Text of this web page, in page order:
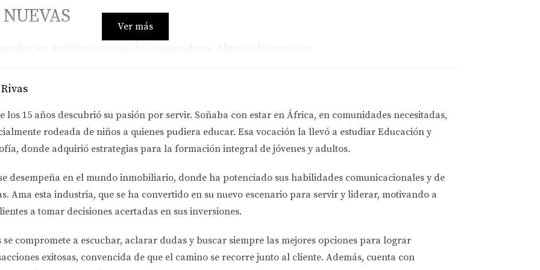
ser decisivas para muchos compradores. Algunas de estas son:
requieren menos reparaciones y mantenimiento en los primeros años.
acabados y diseños según tus gustos personales.
con garantías del constructor que cubren problemas estructurales o defectos.
algunos desafíos. Por ejemplo, el precio puede ser significativamente más alto en comparación con las
en desarrollos nuevos que pueden no tener la misma infraestructura comunitaria que áreas más
USADAS
ventajas que pueden hacerlas más atractivas para ciertos compradores:
Ver más
los 15 años descubrió su pasión por servir. Soñaba con estar en África, en comunidades necesitadas,
rodeada de niños a quienes pudiera educar. Esa vocación la llevó a estudiar Educación y
, donde adquirió estrategias para la formación integral de jóvenes y adultos.
desempeña en el mundo inmobiliario, donde ha potenciado sus habilidades comunicacionales y de
Ama esta industria, que se ha convertido en su nuevo escenario para servir y liderar, motivando a
a tomar decisiones acertadas en sus inversiones.
se compromete a escuchar, aclarar dudas y buscar siempre las mejores opciones para lograr
exitosas, convencida de que el camino se recorre junto al cliente. Además, cuenta con